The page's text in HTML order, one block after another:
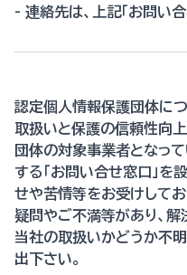
- 連絡先は、上記「お問い
認定個人情報保護団体に
取扱いと保護の信頼性向
団体の対象事業者となっ
する「お問い合せ窓口」を
せや苦情等をお受けして
疑問やご不満等があり、
当社の取扱いかどうか不
出下さい。